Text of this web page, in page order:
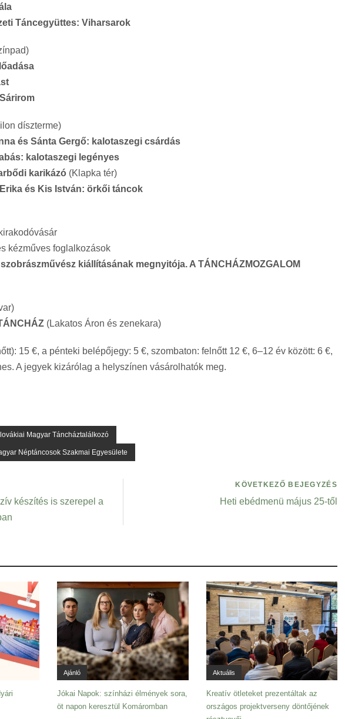
Táncegyüttes: Viharsarok
díszterme)
és Sánta Gergő: kalotaszegi csárdás
kalotaszegi legényes
karikázó (Klapka tér)
és Kis István: örkői táncok
kézműves foglalkozások
kiállításának megnyitója. A TÁNCHÁZMOZGALOM
(Lakatos Áron és zenekara)
15 €, a pénteki belépőjegy: 5 €, szombaton: felnőtt 12 €, 6–12 év között: 6 €,
A jegyek kizárólag a helyszínen vásárolhatók meg.
Magyar Táncháztalálkozó
Néptáncosok Szakmai Egyesülete
készítés is szerepel a
KÖVETKEZŐ BEJEGYZÉS
Heti ebédmenü május 25-től
Ajánló
Jókai Napok: színházi élmények sora,
öt napon keresztül Komáromban
Aktuális
Kreatív ötleteket prezentáltak az
országos projektverseny döntőjének